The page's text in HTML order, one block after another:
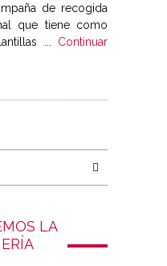
de recogida
que tiene como
... Continuar
LA